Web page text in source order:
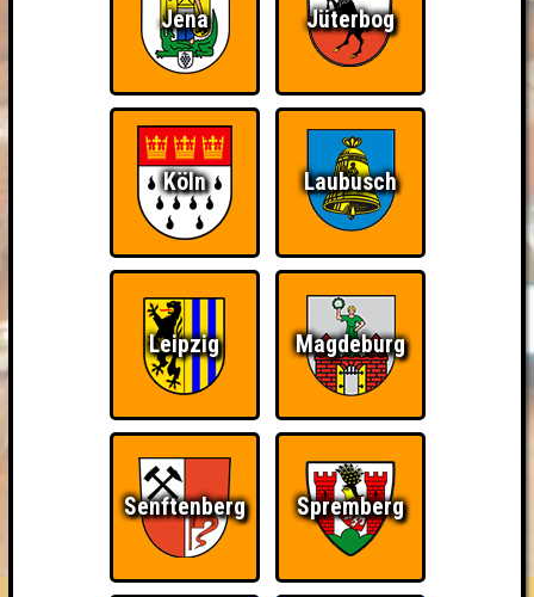
HIGHSCORE RESERVIERUNG
FAQ
Jena Jüterbog
Köln Laubusch
Leipzig Magdeburg
Senftenberg Spremberg